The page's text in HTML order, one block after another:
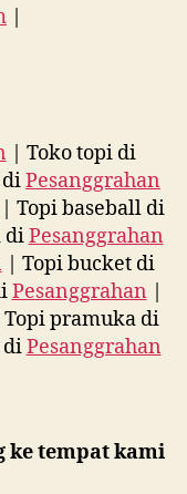
| Toko topi di
diPesanggrahan
| Topi baseball di
diPesanggrahan
| Topi bucket di
Pesanggrahan |
Topi pramuka di
diPesanggrahan
ke tempat kami